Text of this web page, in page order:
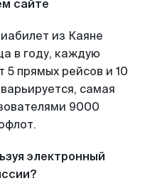
сайте
из Каяне
в году, каждую
прямых рейсов и 10
самая
9000
электронный